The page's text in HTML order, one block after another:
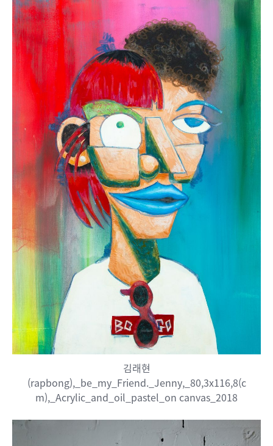
김래현
(rapbong),_be_my_Friend._Jenny,_80,3x116,8(c
m),_Acrylic_and_oil_pastel_on canvas_2018